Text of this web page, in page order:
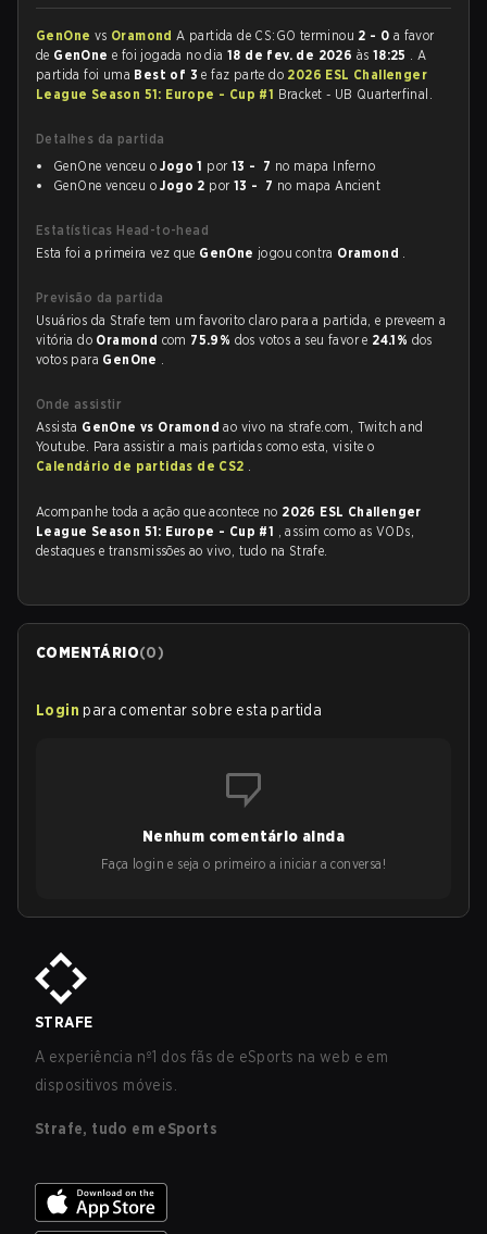
GenOne vs OramondA partida de CS:GO terminou 2 - 0 a favor
de GenOnee foi jogada no dia18 de fev. de 2026 às 18:25 . A
partida foi uma Best of 3e faz parte do 2026 ESL Challenger
League Season 51: Europe - Cup #1 Bracket - UB Quarterfinal.
Detalhes da partida
GenOne venceu oJogo 1 por 13 - 7 no mapa Inferno
GenOne venceu oJogo 2 por 13 - 7 no mapa Ancient
Estatísticas Head-to-head
Esta foi a primeira vez que GenOne jogou contra Oramond .
Previsão da partida
Usuários da Strafe tem um favorito claro para a partida, e preveem a
vitória do Oramond com 75.9% dos votos a seu favor e 24.1% dos
votos para GenOne .
Onde assistir
Assista GenOne vs Oramondao vivo na strafe.com, Twitch and
Youtube. Para assistir a mais partidas como esta, visite o
Calendário de partidas de CS2 .
Acompanhe toda a ação que acontece no 2026 ESL Challenger
League Season 51: Europe - Cup #1 , assim como as VODs,
destaques e transmissões ao vivo, tudo na Strafe.
COMENTÁRIO(0)
Login para comentar sobre esta partida
Nenhum comentário ainda
Faça login e seja o primeiro a iniciar a conversa!
STRAFE
A experiência nº1 dos fãs de eSports na web e em
dispositivos móveis.
Strafe, tudo em eSports